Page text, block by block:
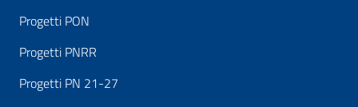
Progetti PON
Progetti PNRR
Progetti PN 21-27